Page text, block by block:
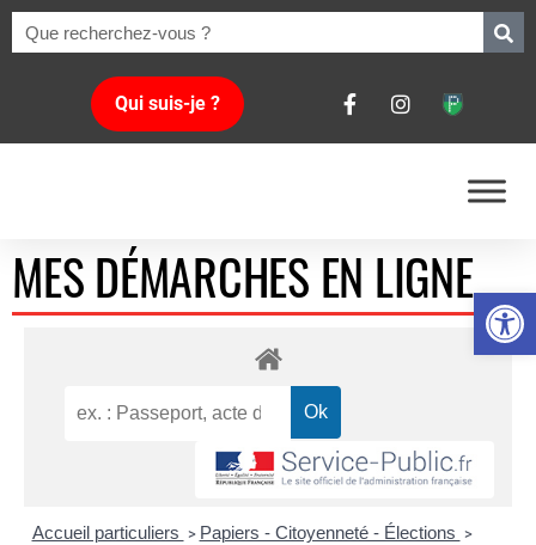
Ouvrir
Qui suis-je ?
MES DÉMARCHES EN LIGNE
Accueil particuliers > Papiers - Citoyenneté - Élections >